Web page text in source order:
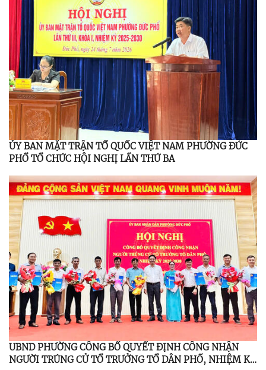
ỦY BAN MẶT TRẬN TỔ QUỐC VIỆT NAM PHƯỜNG ĐỨC
PHỔ TỔ CHỨC HỘI NGHỊ LẦN THỨ BA
UBND PHƯỜNG CÔNG BỐ QUYẾT ĐỊNH CÔNG NHẬN
NGƯỜI TRÚNG CỬ TỔ TRƯỞNG TỔ DÂN PHỐ, NHIỆM KỲ